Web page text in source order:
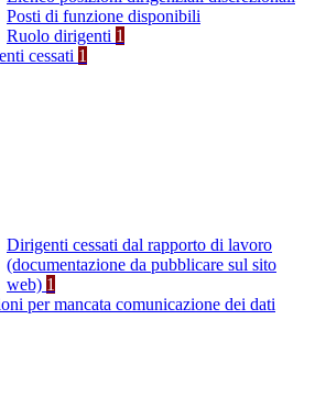
Posti di funzione disponibili
Ruolo dirigenti 1
cessati 1
Dirigenti cessati dal rapporto di lavoro
(documentazione da pubblicare sul sito
web) 1
per mancata comunicazione dei dati